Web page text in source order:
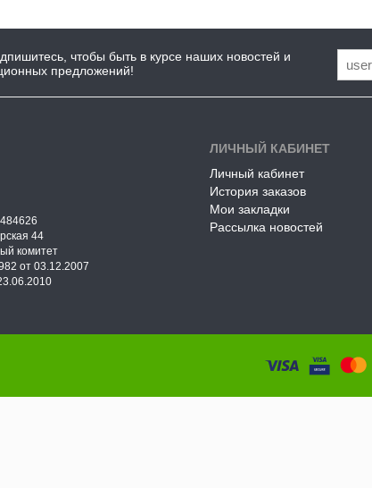
чтобы быть в курсе наших новостей и
предложений!
44
комитет
от 03.12.2007
ЛИЧНЫЙ КАБИНЕТ
Личный кабинет
История заказов
Мои закладки
Рассылка новостей